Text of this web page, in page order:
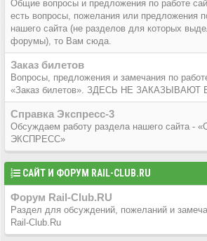
Общие вопросы и предложения по работе
есть вопросы, пожелания или предложения
нашего сайта (не разделов для которых
форумы), то Вам сюда.
Заказ билетов
Вопросы, предложения и замечания по
«Заказ билетов». ЗДЕСЬ НЕ ЗАКАЗЫВАЮТ
Справка Экспресс-3
Обсуждаем работу раздела нашего сайта -
ЭКСПРЕСС»
САЙТ И ФОРУМ RAIL-CLUB.RU
Форум Rail-Club.RU
Раздел для обсуждений, пожеланий и
Rail-Club.Ru